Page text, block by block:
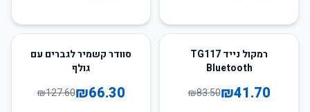
רמקול נייד TG117
Bluetooth
₪41.70
₪83.50
48
סוודר קשמיר לגברים עם
גולף
₪66.30
₪127.60